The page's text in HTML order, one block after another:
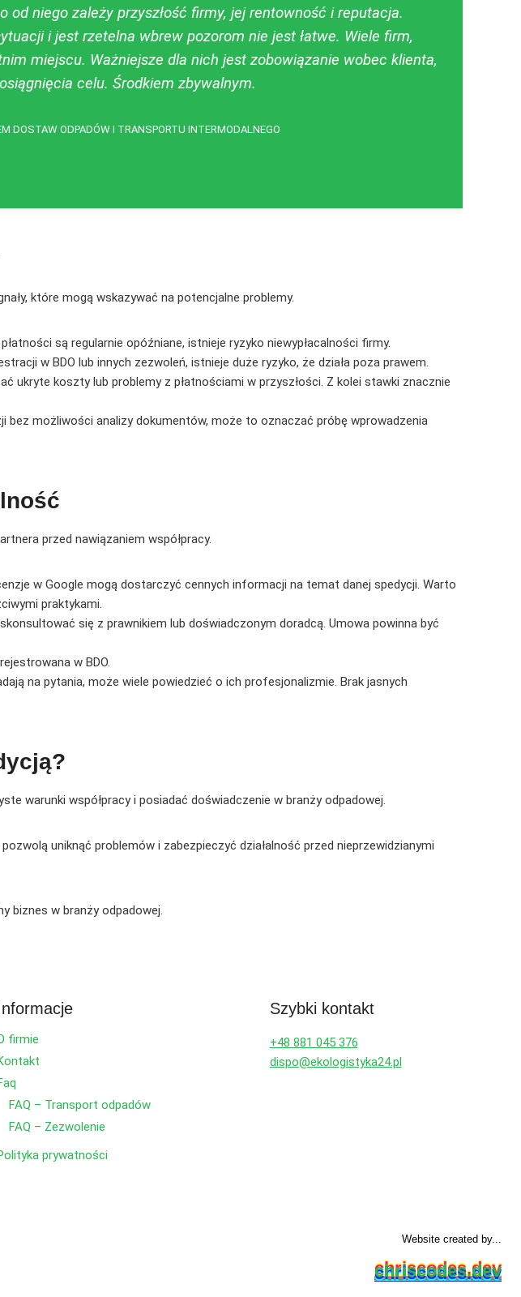
niego zależy przyszłość firmy, jej rentowność i reputacja.
i jest rzetelna wbrew pozorom nie jest łatwe. Wiele firm,
miejscu. Ważniejsze dla nich jest zobowiązanie wobec klienta,
celu. Środkiem zbywalnym.
DOSTAW ODPADÓW I TRANSPORTU INTERMODALNEGO
które mogą wskazywać na potencjalne problemy.
są regularnie opóźniane, istnieje ryzyko niewypłacalności firmy.
w BDO lub innych zezwoleń, istnieje duże ryzyko, że działa poza prawem.
ukryte koszty lub problemy z płatnościami w przyszłości. Z kolei stawki znacznie
bez możliwości analizy dokumentów, może to oznaczać próbę wprowadzenia
przed nawiązaniem współpracy.
w Google mogą dostarczyć cennych informacji na temat danej spedycji. Warto
praktykami.
się z prawnikiem lub doświadczonym doradcą. Umowa powinna być
w BDO.
na pytania, może wiele powiedzieć o ich profesjonalizmie. Brak jasnych
warunki współpracy i posiadać doświadczenie w branży odpadowej.
uniknąć problemów i zabezpieczyć działalność przed nieprzewidzianymi
biznes w branży odpadowej.
firmie
FAQ – Transport odpadów
FAQ – Zezwolenie
prywatności
Szybki kontakt
+48 881 045 376
dispo@ekologistyka24.pl
Website created by...
chriscodes.dev